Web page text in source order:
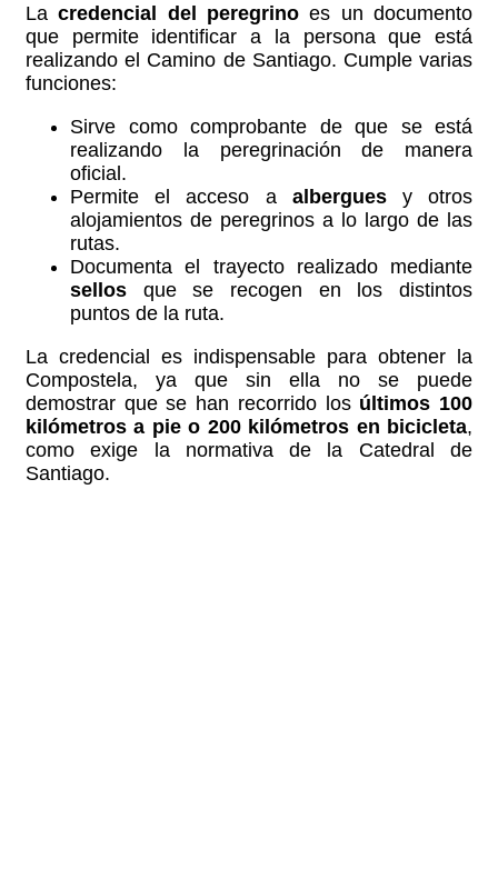
Lacredencial del peregrino es un documento
que permite identificar a la persona que está
realizando el Camino de Santiago. Cumple varias
funciones:
Sirve como comprobante de que se está
realizando la peregrinación de manera
oficial.
Permite el acceso a alberguesy otros
alojamientos de peregrinos a lo largo de las
rutas.
Documenta el trayecto realizado mediante
sellos que se recogen en los distintos
puntos de la ruta.
La credencial es indispensable para obtener la
Compostela, ya que sin ella no se puede
demostrar que se han recorrido los últimos 100
kilómetros a pie o 200 kilómetros en bicicleta,
como exige la normativa de la Catedral de
Santiago.